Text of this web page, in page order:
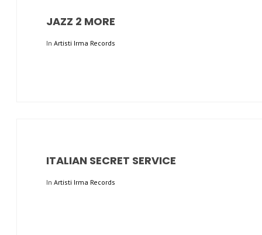
JAZZ 2 MORE
In Artisti Irma Records
ITALIAN SECRET SERVICE
In Artisti Irma Records